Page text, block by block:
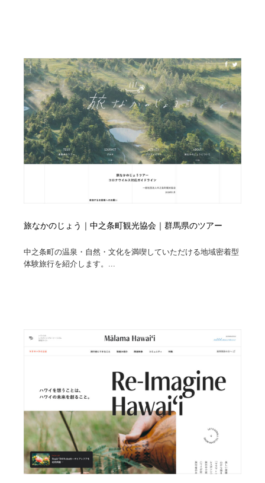
旅なかのじょう｜中之条町観光協会｜群馬県のツアー
中之条町の温泉・自然・文化を満喫していただける地域密着型
体験旅行を紹介します。...